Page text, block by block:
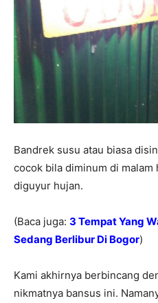
Bandrek susu atau biasa
cocok bila diminum di
diguyur hujan.
(Baca juga: 3 Tempat Yang
Sedang Berlibur Di Bogor)
Kami akhirnya berbincang
nikmatnya bansus ini.